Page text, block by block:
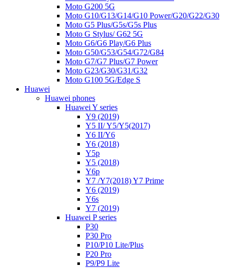
Moto G200 5G
Moto G10/G13/G14/G10 Power/G20/G22/G30
Moto G5 Plus/G5s/G5s Plus
Moto G Stylus/ G62 5G
Moto G6/G6 Play/G6 Plus
Moto G50/G53/G54/G72/G84
Moto G7/G7 Plus/G7 Power
Moto G23/G30/G31/G32
Moto G100 5G/Edge S
Huawei
Huawei phones
Huawei Y series
Y9 (2019)
Y5 II/ Y5/Y5(2017)
Y6 II/Y6
Y6 (2018)
Y5p
Y5 (2018)
Y6p
Y7 /Y7(2018) Y7 Prime
Y6 (2019)
Y6s
Y7 (2019)
Huawei P series
P30
P30 Pro
P10/P10 Lite/Plus
P20 Pro
P9/P9 Lite